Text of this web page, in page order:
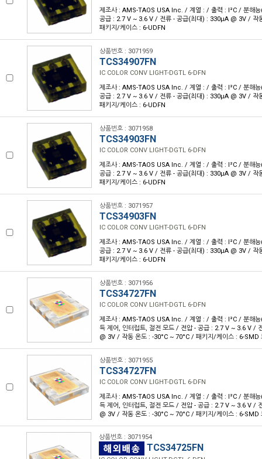
제조사 : AMS-TAOS USA Inc. / 계열 : / 출력 : I²C / 분해
공급 : 2.7 V ~ 3.6 V / 전류 - 공급(최대) : 330µA @ 3V / 작
패키지/케이스 : 6-UDFN
상품번호 : 3071959
TCS34907FN
IC COLOR CONV LIGHT-DGTL 6-DFN
제조사 : AMS-TAOS USA Inc. / 계열 : / 출력 : I²C / 분해
공급 : 2.7 V ~ 3.6 V / 전류 - 공급(최대) : 330µA @ 3V / 작
패키지/케이스 : 6-UDFN
상품번호 : 3071958
TCS34903FN
IC COLOR CONV LIGHT-DGTL 6-DFN
제조사 : AMS-TAOS USA Inc. / 계열 : / 출력 : I²C / 분해
공급 : 2.7 V ~ 3.6 V / 전류 - 공급(최대) : 330µA @ 3V / 작
패키지/케이스 : 6-UDFN
상품번호 : 3071957
TCS34903FN
IC COLOR CONV LIGHT-DGTL 6-DFN
제조사 : AMS-TAOS USA Inc. / 계열 : / 출력 : I²C / 분해
공급 : 2.7 V ~ 3.6 V / 전류 - 공급(최대) : 330µA @ 3V / 작
패키지/케이스 : 6-UDFN
상품번호 : 3071956
TCS34727FN
IC COLOR CONV LIGHT-DGTL 6-DFN
제조사 : AMS-TAOS USA Inc. / 계열 : / 출력 : I²C / 분해
득 제어, 인터럽트, 절전 모드 / 전압 - 공급 : 2.7 V ~ 3.6 V /
@ 3V / 작동 온도 : -30°C ~ 70°C / 패키지/케이스 : 6-SMD
상품번호 : 3071955
TCS34727FN
IC COLOR CONV LIGHT-DGTL 6-DFN
제조사 : AMS-TAOS USA Inc. / 계열 : / 출력 : I²C / 분해
득 제어, 인터럽트, 절전 모드 / 전압 - 공급 : 2.7 V ~ 3.6 V /
@ 3V / 작동 온도 : -30°C ~ 70°C / 패키지/케이스 : 6-SMD
상품번호 : 3071954
TCS34725FN